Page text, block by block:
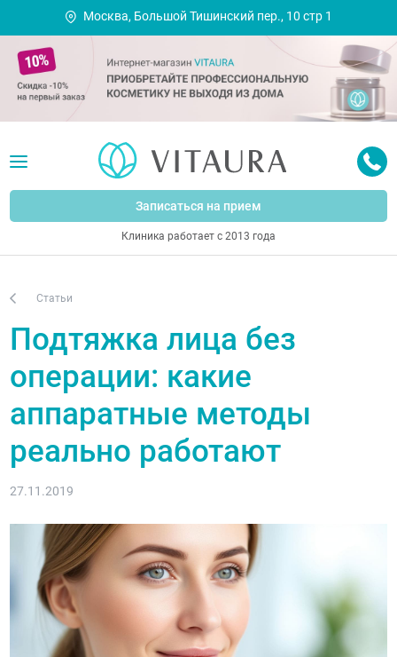
Москва, Большой Тишинский пер., 10 стр 1
Записаться на прием
Клиника работает с 2013 года
Статьи
Подтяжка лица без
операции: какие
аппаратные методы
реально работают
27.11.2019